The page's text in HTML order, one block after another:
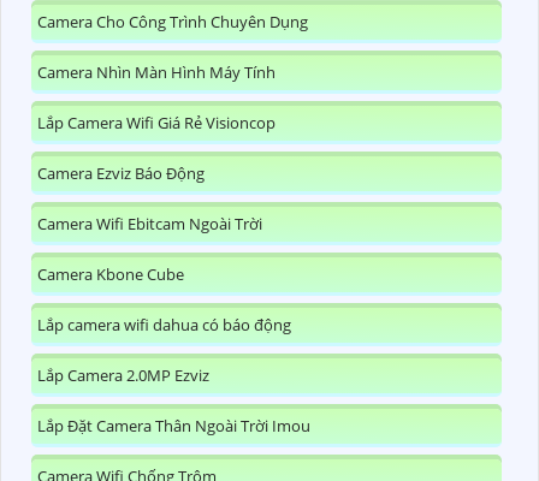
Camera Cho Công Trình Chuyên Dụng
Camera Nhìn Màn Hình Máy Tính
Lắp Camera Wifi Giá Rẻ Visioncop
Camera Ezviz Báo Động
Camera Wifi Ebitcam Ngoài Trời
Camera Kbone Cube
Lắp camera wifi dahua có báo động
Lắp Camera 2.0MP Ezviz
Lắp Đặt Camera Thân Ngoài Trời Imou
Camera Wifi Chống Trộm